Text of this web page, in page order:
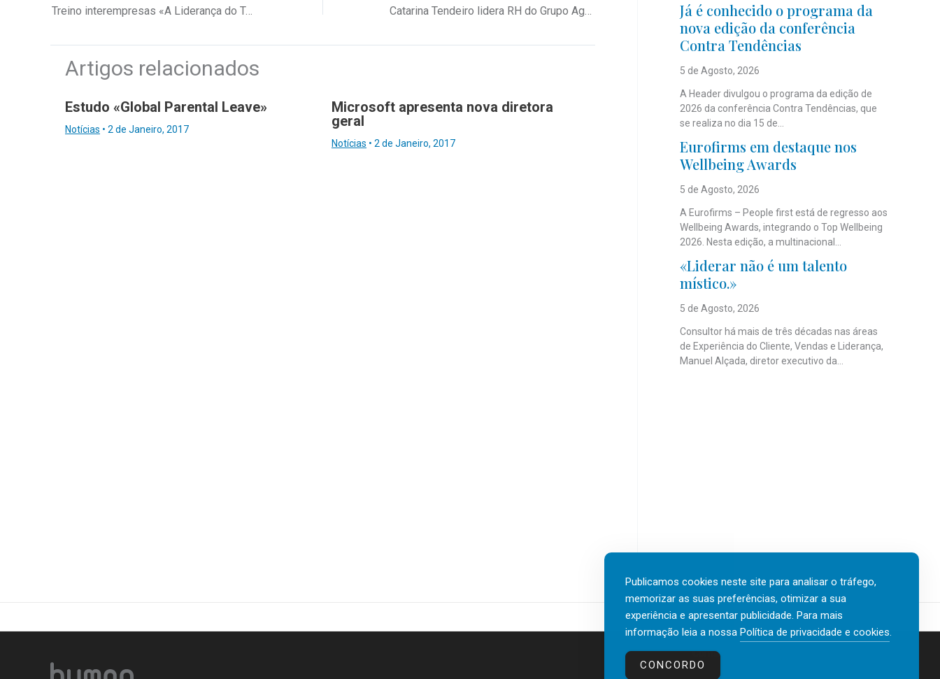
Treino interempresas «A Liderança do Treinador»
Artigos relacionados
Estudo «Global Parental Leave»
Notícias • 2 de Janeiro, 2017
Microsoft apresenta nova diretora
geral
Notícias • 2 de Janeiro, 2017
Já é conhecido o programa da
nova edição da conferência
Contra Tendências
5 de Agosto, 2026
A Header divulgou o programa da edição de
2026 da conferência Contra Tendências, que
se realiza no dia 15 de...
Eurofirms em destaque nos
Wellbeing Awards
5 de Agosto, 2026
A Eurofirms – People first está de regresso aos
Wellbeing Awards, integrando o Top Wellbeing
2026. Nesta edição, a multinacional...
«Liderar não é um talento
místico.»
5 de Agosto, 2026
Consultor há mais de três décadas nas áreas
de Experiência do Cliente, Vendas e Liderança,
Manuel Alçada, diretor executivo da...
Contactos
Publicamos cookies neste site para analisar o tráfego,
memorizar as suas preferências, otimizar a sua
experiência e apresentar publicidade. Para mais
informação leia a nossa Política de privacidade e cookies.
CONCORDO